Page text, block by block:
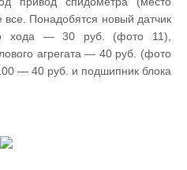
все. Понадобятся новый датчик
хода — 30 руб. (фото 11),
агрегата — 40 руб. (фото
— 40 руб. и подшипник блока